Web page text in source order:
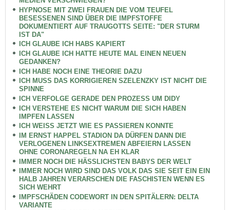
HYPNOSE MIT ZWEI FRAUEN DIE VOM TEUFEL
BESESSENEN SIND ÜBER DIE IMPFSTOFFE
DOKUMENTIERT AUF TRAUGOTTS SEITE: "DER STURM
IST DA"
ICH GLAUBE ICH HABS KAPIERT
ICH GLAUBE ICH HATTE HEUTE MAL EINEN NEUEN
GEDANKEN?
ICH HABE NOCH EINE THEORIE DAZU
ICH MUSS DAS KORRIGIEREN SZELENZKY IST NICHT DIE
SPINNE
ICH VERFOLGE GERADE DEN PROZESS UM DIDY
ICH VERSTEHE ES NICHT WARUM DIE SICH HABEN
IMPFEN LASSEN
ICH WEISS JETZT WIE ES PASSIEREN KONNTE
IM ERNST HAPPEL STADION DA DÜRFEN DANN DIE
VERLOGENEN LINKSEXTREMEN ABFEIERN LASSEN
OHNE CORONAREGELN NA EH KLAR
IMMER NOCH DIE HÄSSLICHSTEN BABYS DER WELT
IMMER NOCH WIRD SIND DAS VOLK DAS SIE SEIT EIN EIN
HALB JAHREN VERARSCHEN DIE FASCHISTEN WENN ES
SICH WEHRT
IMPFSCHÄDEN CODEWORT IN DEN SPITÄLERN: DELTA
VARIANTE